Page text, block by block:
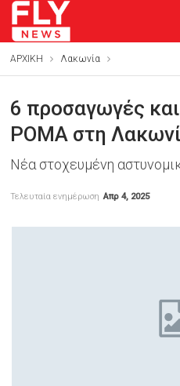
ΑΡΧΙΚΗ Λακωνία
6 προσαγωγές
ΡΟΜΑ στη
Νέα στοχευμένη
Τελευταία ενημέρωση Απρ 4, 2025